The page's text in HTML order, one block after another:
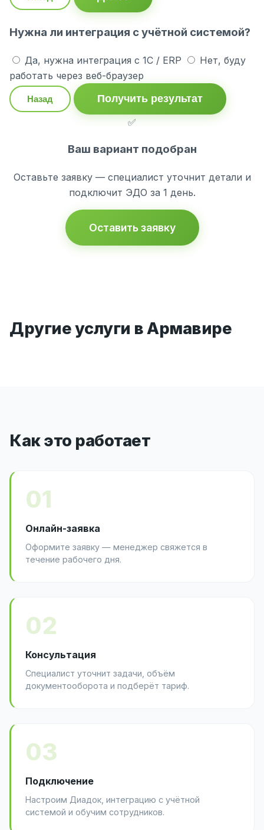
Нужна ли интеграция с учётной системой?
Да, нужна интеграция с 1С / ERP
Нет, буду
работать через веб-браузер
Назад
Получить результат
✅
Ваш вариант подобран
Оставьте заявку — специалист уточнит детали и
подключит ЭДО за 1 день.
Оставить заявку
Другие услуги в Армавире
Как это работает
01
Онлайн-заявка
Оформите заявку — менеджер свяжется в
течение рабочего дня.
02
Консультация
Специалист уточнит задачи, объём
документооборота и подберёт тариф.
03
Подключение
Настроим Диадок, интеграцию с учётной
системой и обучим сотрудников.